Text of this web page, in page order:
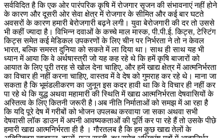
सर्वविदित है कि एक ओर पारंपरिक कृषि में रोजगार सृजन की संभावनाएं नहीं होने
के कारण और दूसरी ओर सेवा क्षेत्र में रोजगार के सीमित और कई बार घटते
अवसरों के कारण हमारी बेरोजगारी बढ़ने लगी। युवा बेरोजगारी की दर तो उससे
भी कहीं ज्यादा है। विभिन्न दवाओं के कच्चे माल मास्क, पी.पी.ई. किट्स, टेस्टिंग
किट्स समेत कई मेडिकल उपकरणों के लिए चीन पर निर्भरता ने तो न केवल
भारत, बल्कि समस्त दुनिया को सकते में ला दिया था। साथ ही साथ यह भी
ध्यान में आया कि वे अर्थषास्त्री जो यह कह रहे थे कि हमें कृषि बाजारों को
आयात के लिए पूरी तरह से खोल देना चाहिए, और हमें खाद्य क्षेत्र में आत्मनिर्भरता
का विचार ही नहीं करना चाहिए, वास्तव में वे देष को गुमराह कर रहे थे। माना जा
सकता है कि भूमंडलीकरण का जुनून इस कदर हावी था कि वे विचार ही नहीं कर
पा रहे थे कि युद्ध अथवा महामारी की स्थिति में खाद्य आत्मनिर्भरता देषवासियों के
अस्तित्व के लिए कितनी जरूरी है।अब नीति निर्माताओं को समझ में आ रहा है
कि यदि पूरे देष में गरीबों को भोजन उपलब्ध करवाया जा सका अथवा सभी
देषवासी लॉक डाउन में अपनी आवष्यकताओं की पूर्ति कर पा रहे हैं तो उसके पीछे
हमारी खाद्य आत्मनिर्भरता ही है । गौरतलब है कि हम कुछ खाद्य तेलों के